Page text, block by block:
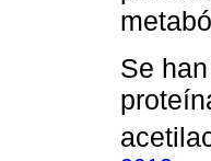
Se